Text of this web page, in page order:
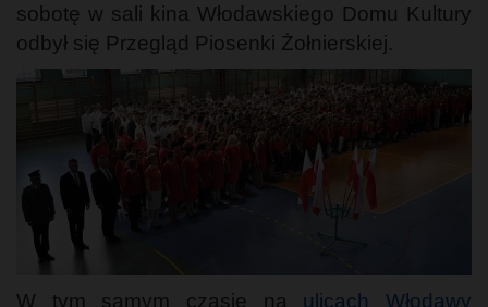
sobotę w sali kina Włodawskiego Domu Kultury
odbył się Przegląd Piosenki Żołnierskiej.
W tym samym czasie na ulicach Włodawy